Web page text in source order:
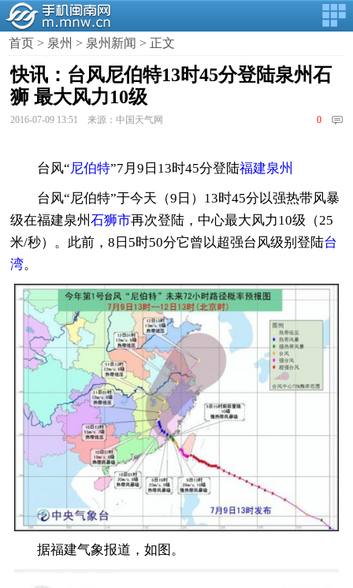
首页 > 泉州 > 泉州新闻 > 正文
快讯：台风尼伯特13时45分登陆泉州石
狮 最大风力10级
2016-07-09 13:51 来源：中国天气网 0
台风“尼伯特”7月9日13时45分登陆福建泉州
台风“尼伯特”于今天（9日）13时45分以强热带风暴
级在福建泉州石狮市再次登陆，中心最大风力10级（25
米/秒）。此前，8日5时50分它曾以超强台风级别登陆台
湾。
据福建气象报道，如图。